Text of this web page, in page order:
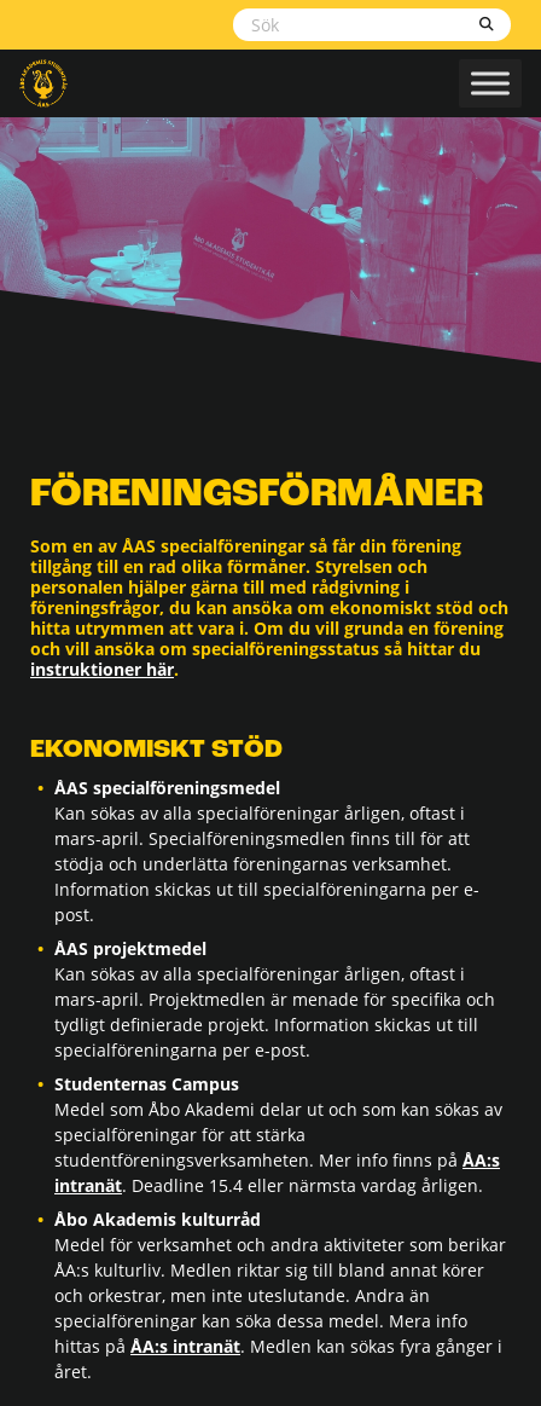
FÖRENINGSFÖRMÅNER
Som en av ÅAS specialföreningar så får din förening
tillgång till en rad olika förmåner. Styrelsen och
personalen hjälper gärna till med rådgivning i
föreningsfrågor, du kan ansöka om ekonomiskt stöd och
hitta utrymmen att vara i. Om du vill grunda en förening
och vill ansöka om specialföreningsstatus så hittar du
instruktioner här.
EKONOMISKT STÖD
ÅAS specialföreningsmedel
Kan sökas av alla specialföreningar årligen, oftast i
mars-april. Specialföreningsmedlen finns till för att
stödja och underlätta föreningarnas verksamhet.
Information skickas ut till specialföreningarna per e-
post.
ÅAS projektmedel
Kan sökas av alla specialföreningar årligen, oftast i
mars-april. Projektmedlen är menade för specifika och
tydligt definierade projekt. Information skickas ut till
specialföreningarna per e-post.
Studenternas Campus
Medel som Åbo Akademi delar ut och som kan sökas av
specialföreningar för att stärka
studentföreningsverksamheten. Mer info finns på ÅA:s
intranät. Deadline 15.4 eller närmsta vardag årligen.
Åbo Akademis kulturråd
Medel för verksamhet och andra aktiviteter som berikar
ÅA:s kulturliv. Medlen riktar sig till bland annat körer
och orkestrar, men inte uteslutande. Andra än
specialföreningar kan söka dessa medel. Mera info
hittas på ÅA:s intranät. Medlen kan sökas fyra gånger i
året.